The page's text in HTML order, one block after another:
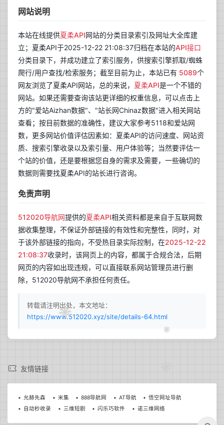
网站说明
本站在线提供夏柔API网站的分类目录索引及网址大全库建
立；夏柔API于2025-12-22 21:08:37归档在本站的API接口
分类目录下，并成功建立了索引服务，供搜索引擎抓取/蜘蛛
爬行/用户查找/检索服务；截至目前为止，本站已有 5089个
网友浏览了夏柔API网站，总的来说， 夏柔API是一个不错的
网站。如果还需要查询该站更详细的权重信息，可以点击上
方的"爱站Aizhan数据"、"站长网Chinaz数据"进入相关网站
查看；按目前数据的准确性，建议大家参考5118和爱站网
数，更多网站价值评估因素如：夏柔API的访问速度、网站资
质、搜索引擎收录以及索引量、用户体验等；当然要评估一
个站的价值，还是要根据您自身的需求及需要，一些确切的
数据则需要找夏柔API的站长进行咨询。
免责声明
512020导航网提供的夏柔API相关资料都是来自于互联网数
据收集整理，不保证外部链接的有效性和完整性，同时，对
于该外部链接的指向，不受热目录实际控制，在2025-12-22
21:08:37收录时，该网页上的内容，都属于合规合法，后期
网页的内容如出现违规，可以直接联系网站管理员进行删
除，512020导航网不承担任何责任。
转载请注明出处，本文地址：
https://www.512020.xyz/site/details-64.html
友情链接
允赫先森 米集 888导航网 AT导航
悟空网址导航
自动秒收录
三维短剧 闪乐巧软件 诺三维网络
37
今日日出 今日日落